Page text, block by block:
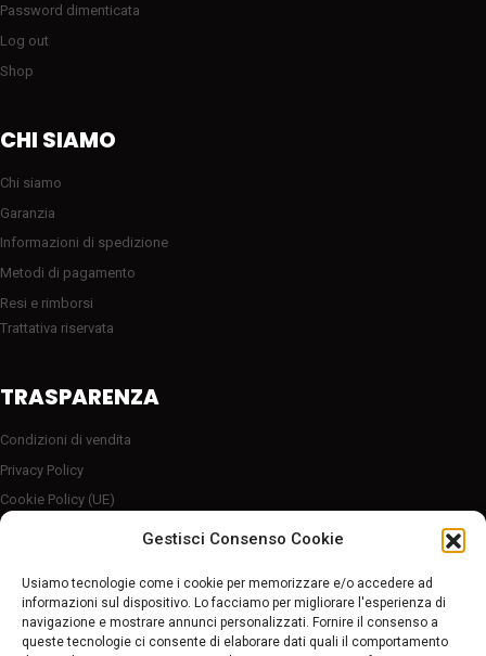
Gestisci Consenso Cookie
Usiamo tecnologie come i cookie per memorizzare e/o accedere ad
informazioni sul dispositivo. Lo facciamo per migliorare l'esperienza di
navigazione e mostrare annunci personalizzati. Fornire il consenso a
queste tecnologie ci consente di elaborare dati quali il comportamento
Password dimenticata
Log out
Shop
CHI SIAMO
Chi siamo
Garanzia
Informazioni di spedizione
Metodi di pagamento
Resi e rimborsi
Trattativa riservata
TRASPARENZA
Condizioni di vendita
Privacy Policy
Cookie Policy (UE)
Server sicuro HTTP2/SSL
Follow Us
Pagamenti sicuri